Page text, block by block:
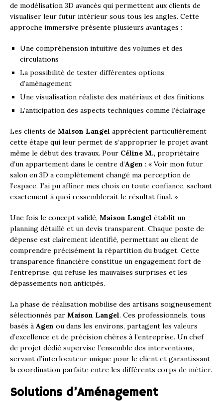
de modélisation 3D avancés qui permettent aux clients de
visualiser leur futur intérieur sous tous les angles. Cette
approche immersive présente plusieurs avantages :
Une compréhension intuitive des volumes et des
circulations
La possibilité de tester différentes options
d’aménagement
Une visualisation réaliste des matériaux et des finitions
L’anticipation des aspects techniques comme l’éclairage
Les clients de Maison Langel apprécient particulièrement
cette étape qui leur permet de s’approprier le projet avant
même le début des travaux. Pour Céline M., propriétaire
d’un appartement dans le centre d’Agen : « Voir mon futur
salon en 3D a complètement changé ma perception de
l’espace. J’ai pu affiner mes choix en toute confiance, sachant
exactement à quoi ressemblerait le résultat final. »
Une fois le concept validé, Maison Langel établit un
planning détaillé et un devis transparent. Chaque poste de
dépense est clairement identifié, permettant au client de
comprendre précisément la répartition du budget. Cette
transparence financière constitue un engagement fort de
l’entreprise, qui refuse les mauvaises surprises et les
dépassements non anticipés.
La phase de réalisation mobilise des artisans soigneusement
sélectionnés par Maison Langel. Ces professionnels, tous
basés à Agen ou dans les environs, partagent les valeurs
d’excellence et de précision chères à l’entreprise. Un chef
de projet dédié supervise l’ensemble des interventions,
servant d’interlocuteur unique pour le client et garantissant
la coordination parfaite entre les différents corps de métier.
Solutions d’Aménagement